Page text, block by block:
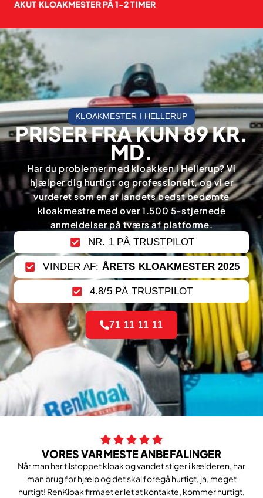
AKUT KLOAKMESTER PÅ 1-2 TIMER
KLOAKMESTER I HELLERUP
PRISER FRA KUN 89 KR.
MD.
Har du problemer med kloakken i Hellerup? Vi
hjælper dig hurtigt og professionelt, og vi er
vurderet som en af landets bedst bedømte
kloakmestre med over 1.500 5-stjernede
anmeldelser på tværs af platforme.
NR. 1 PÅ TRUSTPILOT
VINDER AF: ÅRETS KLOAKMESTER 2025
4.8/5 PÅ TRUSTPILOT
71 11 11 11
VORES VARMESTE ANBEFALINGER
Når man har tilstoppet kloak og vandet stiger i kælderen, har
man brug for hjælp og det skal foregå hurtigt, ja, meget
hurtigt! RenKloak firmaet er let at kontakte, kommer hurtigt,